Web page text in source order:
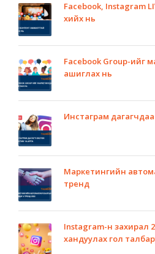
Facebook, Instagram
хийх нь
Facebook Group-ийг
ашиглах нь
Инстаграм дагагчдаа
Маркетингийн
тренд
Instagram-н захирал
хандуулах гол